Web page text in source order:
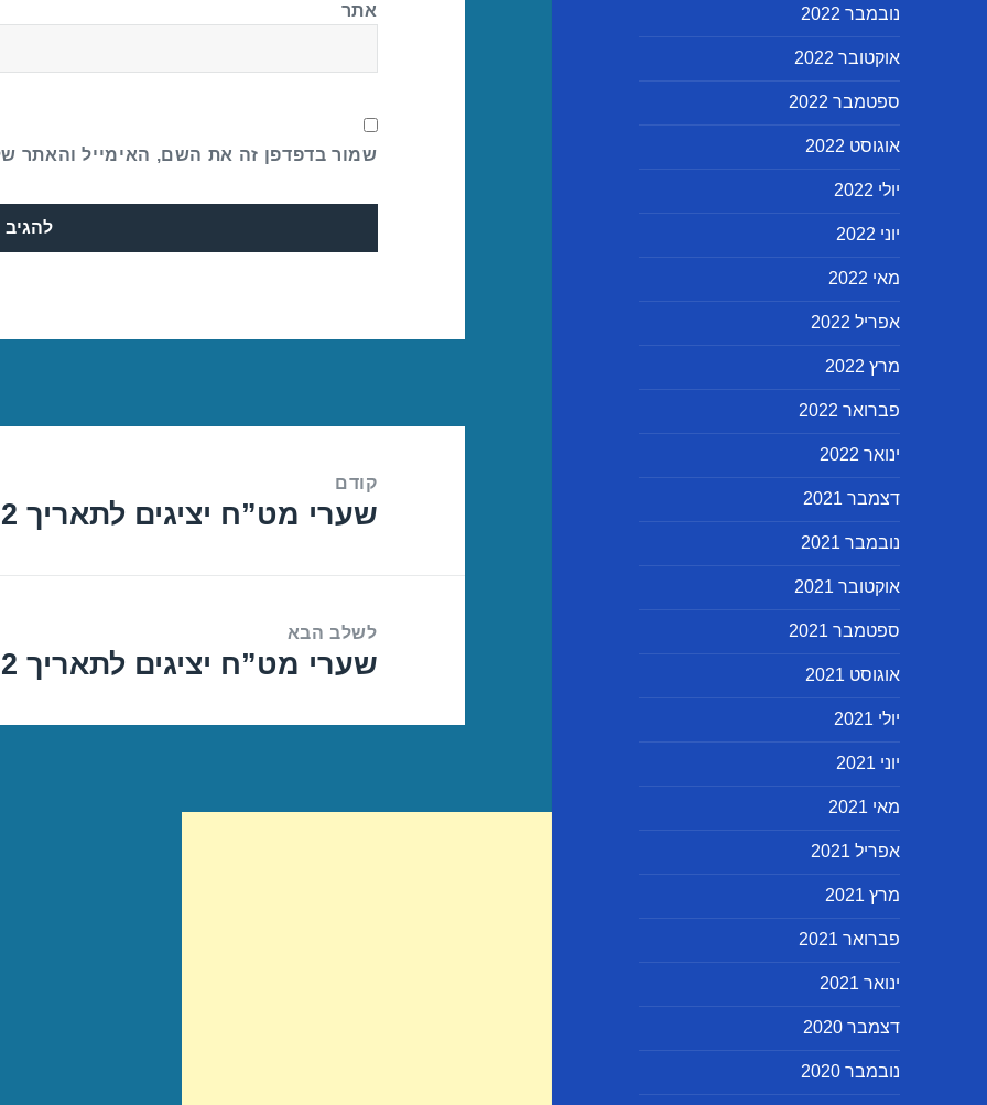
נובמבר 2022
אוקטובר 2022
ספטמבר 2022
אוגוסט 2022
יולי 2022
יוני 2022
מאי 2022
אפריל 2022
מרץ 2022
פברואר 2022
ינואר 2022
דצמבר 2021
נובמבר 2021
אוקטובר 2021
ספטמבר 2021
אוגוסט 2021
יולי 2021
יוני 2021
מאי 2021
אפריל 2021
מרץ 2021
פברואר 2021
ינואר 2021
דצמבר 2020
נובמבר 2020
אתר
שמור בדפדפן זה את השם, האימייל והאתר
קודם
הפוסט
שערי מט”ח יציגים לתאריך 05/07/2022
לשלב הבא
הפוסט
שערי מט”ח יציגים לתאריך 07/07/2022